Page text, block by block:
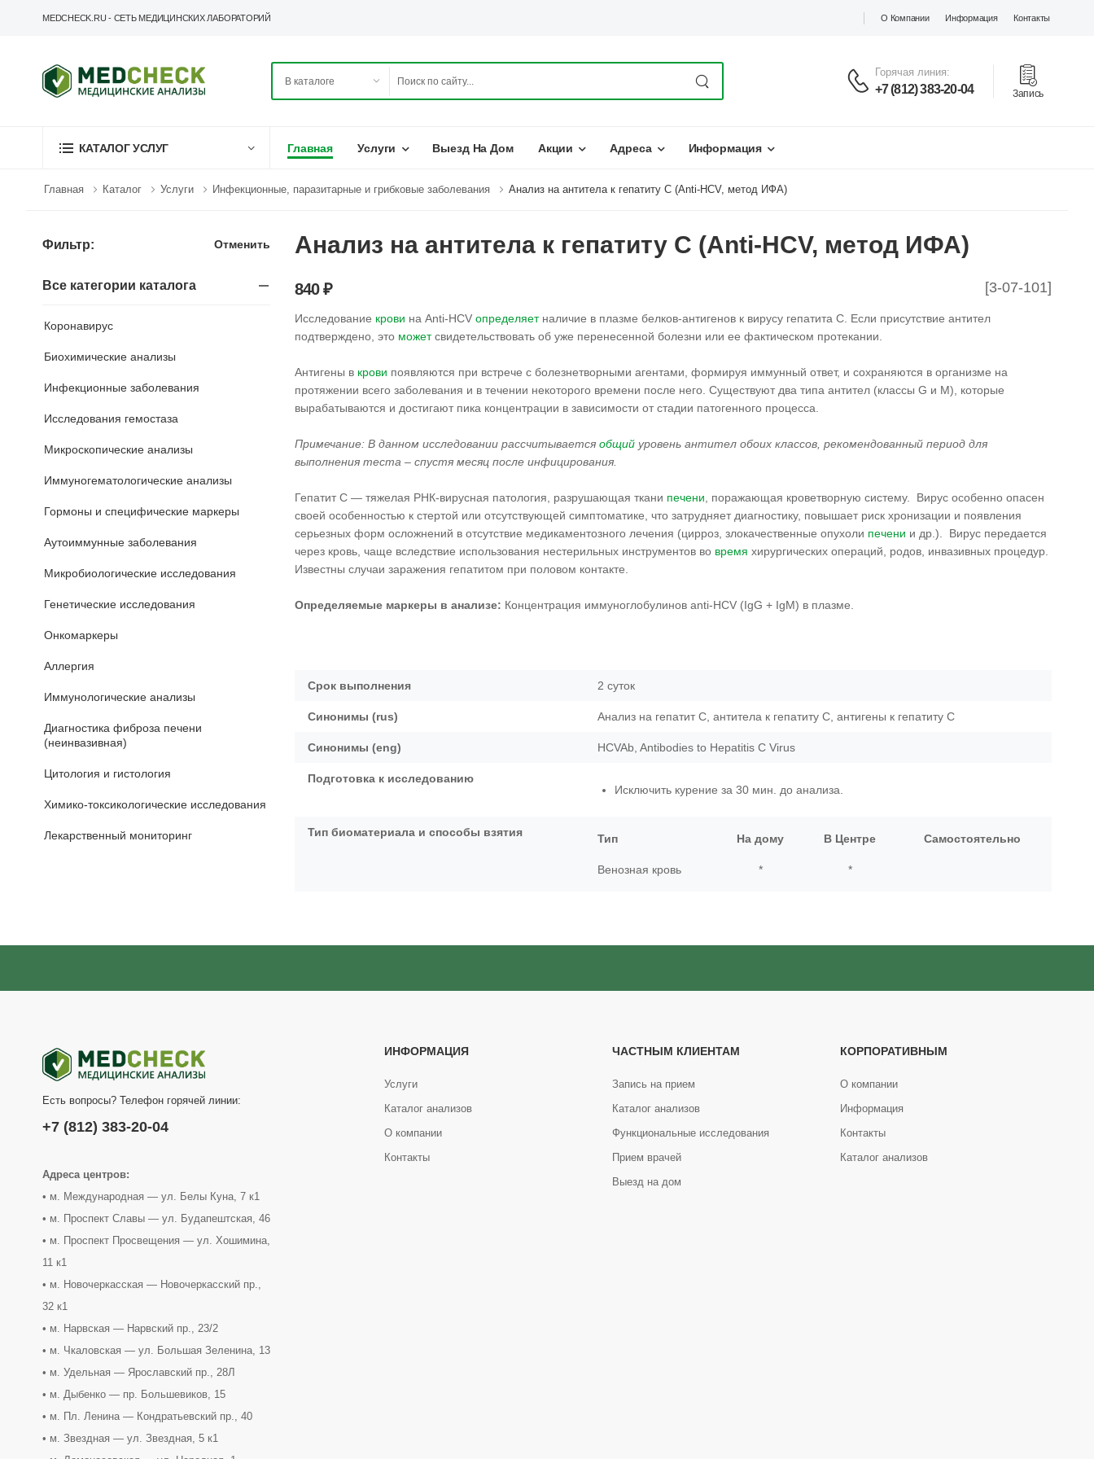
MEDCHECK.RU - СЕТЬ МЕДИЦИНСКИХ ЛАБОРАТОРИЙ О Компании Информация Контакты
Горячая линия:
+7 (812) 383-20-04 Запись
КАТАЛОГ УСЛУГ Главная Услуги Выезд На Дом Акции Адреса Информация
Главная Каталог Услуги Инфекционные, паразитарные и грибковые заболевания Анализ на антитела к гепатиту С (Anti-HCV, метод ИФА)
Фильтр: Отменить
Все категории каталога
Коронавирус
Биохимические анализы
Инфекционные заболевания
Исследования гемостаза
Микроскопические анализы
Иммуногематологические анализы
Гормоны и специфические маркеры
Аутоиммунные заболевания
Микробиологические исследования
Генетические исследования
Онкомаркеры
Аллергия
Иммунологические анализы
Диагностика фиброза печени
(неинвазивная)
Цитология и гистология
Химико-токсикологические исследования
Лекарственный мониторинг
Анализ на антитела к гепатиту С (Anti-HCV, метод ИФА)
[3-07-101]
840 ₽
Исследование крови на Anti-HCV определяетналичие в плазме белков-антигенов к вирусу гепатита С. Если присутствие антител
подтверждено, это можетсвидетельствовать об уже перенесенной болезни или ее фактическом протекании.
Антигены в крови появляются при встрече с болезнетворными агентами, формируя иммунный ответ, и сохраняются в организме на
протяжении всего заболевания и в течении некоторого времени после него. Существуют два типа антител (классы G и M), которые
вырабатываются и достигают пика концентрации в зависимости от стадии патогенного процесса.
Примечание: В данном исследовании рассчитывается общий уровень антител обоих классов, рекомендованный период для
выполнения теста – спустя месяц после инфицирования.
Гепатит С — тяжелая РНК-вирусная патология, разрушающая ткани печени , поражающая кроветворную систему. Вирус особенно опасен
своей особенностью к стертой или отсутствующей симптоматике, что затрудняет диагностику, повышает риск хронизации и появления
серьезных форм осложнений в отсутствие медикаментозного лечения (цирроз, злокачественные опухоли печени и др.). Вирус передается
через кровь, чаще вследствие использования нестерильных инструментов во время хирургических операций, родов, инвазивных процедур.
Известны случаи заражения гепатитом при половом контакте.
Определяемые маркеры в анализе: Концентрация иммуноглобулинов anti-HСV (IgG + IgM) в плазме.
Срок выполнения 2 суток
Синонимы (rus) Анализ на гепатит С, антитела к гепатиту С, антигены к гепатиту С
Синонимы (eng) HCVAb, Antibodies to Hepatitis C Virus
Подготовка к исследованию
Исключить курение за 30 мин. до анализа.
Тип биоматериала и способы взятия Тип На дому В Центре Самостоятельно
Венозная кровь * *
Есть вопросы? Телефон горячей линии:
+7 (812) 383-20-04
Адреса центров:
• м. Международная — ул. Белы Куна, 7 к1
• м. Проспект Славы — ул. Будапештская, 46
• м. Проспект Просвещения — ул. Хошимина,
11 к1
• м. Новочеркасская — Новочеркасский пр.,
32 к1
• м. Нарвская — Нарвский пр., 23/2
• м. Чкаловская — ул. Большая Зеленина, 13
• м. Удельная — Ярославский пр., 28Л
• м. Дыбенко — пр. Большевиков, 15
• м. Пл. Ленина — Кондратьевский пр., 40
• м. Звездная — ул. Звездная, 5 к1
ИНФОРМАЦИЯ
Услуги
Каталог анализов
О компании
Контакты
ЧАСТНЫМ КЛИЕНТАМ
Запись на прием
Каталог анализов
Функциональные исследования
Прием врачей
Выезд на дом
КОРПОРАТИВНЫМ
О компании
Информация
Контакты
Каталог анализов